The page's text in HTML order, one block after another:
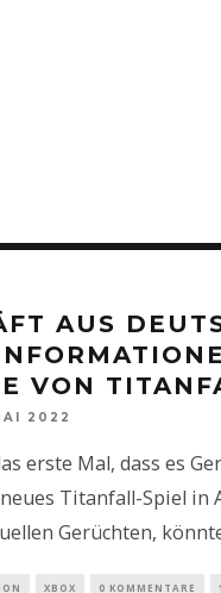
AUS
VON
2022
erste Mal, dass es
Titanfall-Spiel in
Gerüchten,
XBOX 0 KOMMENTARE